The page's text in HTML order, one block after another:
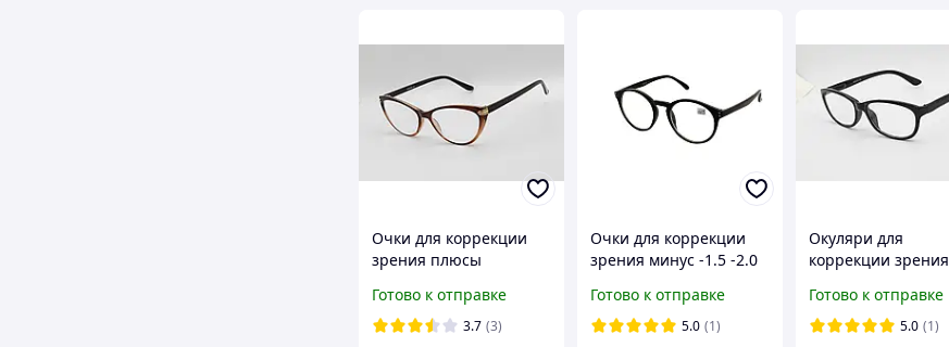
Очки для коррекции
зрения плюсы
Готово к отправке
3.7 (3)
Очки для коррекции
зрения минус -1.5 -2.0
Готово к отправке
5.0 (1)
Окуляри для
коррекции зрения
Готово к отправке
5.0 (1)